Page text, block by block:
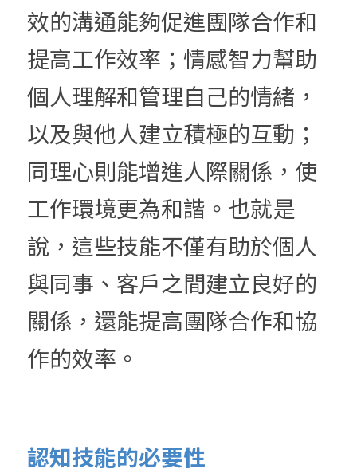
效的溝通能夠促進團隊合作和
提高工作效率；情感智力幫助
個人理解和管理自己的情緒，
以及與他人建立積極的互動；
同理心則能增進人際關係，使
工作環境更為和諧。也就是
說，這些技能不僅有助於個人
與同事、客戶之間建立良好的
關係，還能提高團隊合作和協
作的效率。
認知技能的必要性